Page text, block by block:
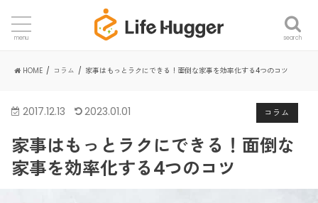
search
menu
HOME コラム 家事はもっとラクにできる！面倒な家事を効率化する4つのコツ
コラム
2017.12.13 2023.01.01
家事はもっとラクにできる！面倒な
家事を効率化する4つのコツ